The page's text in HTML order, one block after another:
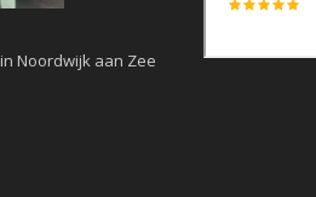
Noordwijk aan Zee